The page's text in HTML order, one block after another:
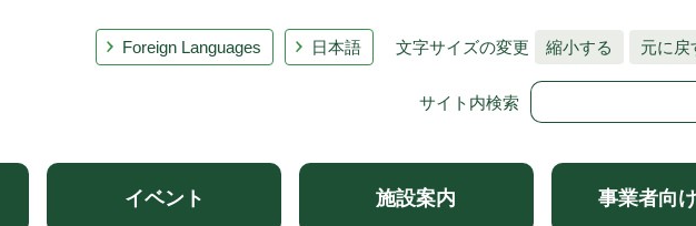
Foreign Languages 日本語 文字サイズの変更 縮小する 元に戻
サイト内検索
イベント 施設案内 事業者向